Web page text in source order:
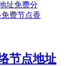
节点地址